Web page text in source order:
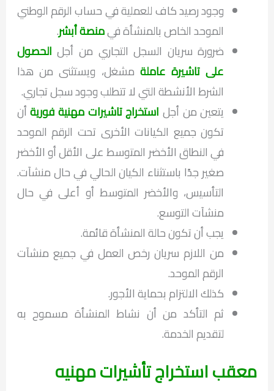
وجود رصيد كاف للعملية في حساب الرقم الوطني
الموحد الخاص بالمنشأة فيمنصة أبشر.
ضرورة سريان السجل التجاري من أجل الحصول
على تاشيرة عاملة مشغل، ويستثنى من هذا
الشرط الأنشطة التي لا تتطلب وجود سجل تجاري.
يتعين من أجل استخراج تاشيرات مهنية فوريةأن
تكون جميع الكيانات الأخرى تحت الرقم الموحد
في النطاق الأخضر المتوسط على الأقل أو الأخضر
صغير جدًا باستثناء الكيان الحالي في حال منشآت.
التأسيس، والأخضر المتوسط أو أعلى في حال
منشآت التوسع.
يجب أن تكون حالة المنشأة قائمة.
من اللازم سريان رخص العمل في جميع منشآت
الرقم الموحد.
كذلك الالتزام بحماية الأجور.
ثم التأكد من أن نشاط المنشأة مسموح به
لتقديم الخدمة.
معقب استخراج تأشيرات مهنيه